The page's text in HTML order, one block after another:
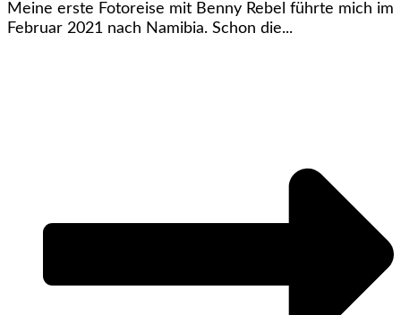
Meine erste Fotoreise mit Benny Rebel führte mich im
Februar 2021 nach Namibia. Schon die...